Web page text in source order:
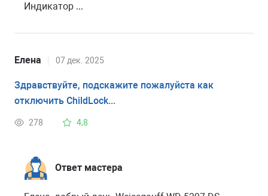
Индикатор ...
Елена 07 дек. 2025
Здравствуйте, подскажите пожалуйста как
отключить ChildLock...
278 4,8
Ответ мастера